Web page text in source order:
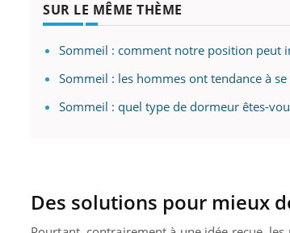
SUR LE MÊME THÈME
Sommeil : comment notre position peut
Sommeil : les hommes ont tendance à
Sommeil : quel type de dormeur êtes-
Des solutions pour mieux